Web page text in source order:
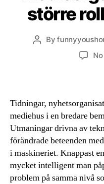
större
PostBy
Tidningar,
mediehus i en bredare
Utmaningar drivna av
förändrade beteenden
i maskineriet. Knappast
mycket intelligent man
problem på samma nivå